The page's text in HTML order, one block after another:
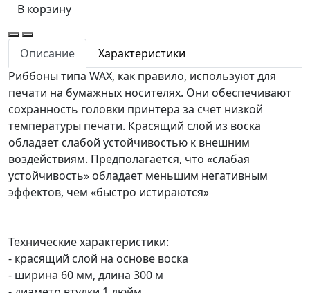
В корзину
Описание
Характеристики
Риббоны типа WAX, как правило, используют для
печати на бумажных носителях. Они обеспечивают
сохранность головки принтера за счет низкой
температуры печати. Красящий слой из воска
обладает слабой устойчивостью к внешним
воздействиям. Предполагается, что «слабая
устойчивость» обладает меньшим негативным
эффектов, чем «быстро истираются»
Технические характеристики:
- красящий слой на основе воска
- ширина 60 мм, длина 300 м